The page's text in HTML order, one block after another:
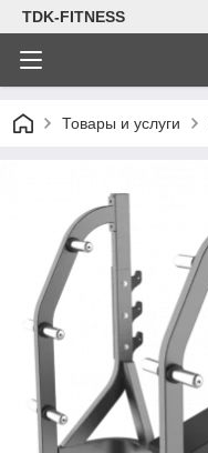
TDK-FITNESS
Товары и услуги